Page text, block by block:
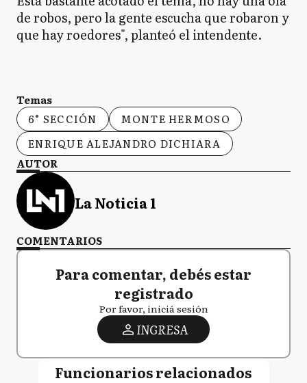
de robos, pero la gente escucha que robaron y
que hay roedores", planteó el intendente.
Temas
6° SECCIÓN
MONTE HERMOSO
ENRIQUE ALEJANDRO DICHIARA
AUTOR
La Noticia 1
COMENTARIOS
Para comentar, debés estar
registrado
Por favor, iniciá sesión
INGRESA
Funcionarios relacionados